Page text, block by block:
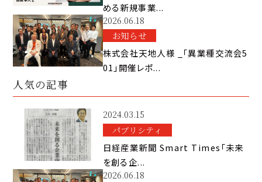
める新規事業...
2026.06.18
お知らせ
株式会社天地人様 _「異業種交流会5
01」開催レポ...
人気の記事
2024.03.15
パブリシティ
日経産業新聞 Smart Times「未来
を創る企...
2026.06.18